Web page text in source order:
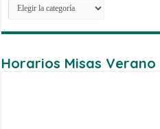
Horarios Misas Verano